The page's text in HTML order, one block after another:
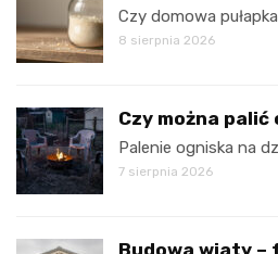
Czy domowa
8 sierpnia 2026
Czy można palić
Palenie ogniska na
7 sierpnia 2026